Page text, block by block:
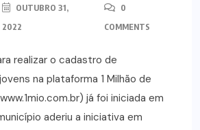
OUTUBRO 31,
2022
0
COMMENTS
realizar o cadastro de
na plataforma 1 Milhão de
já foi iniciada em
aderiu a iniciativa em